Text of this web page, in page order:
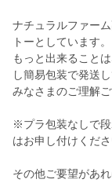
ナチュラルファー
トーとしています。
もっと出来ること
し簡易包装で発送し
みなさまのご理解
※プラ包装なしで
はお申し付けくだ
その他ご要望があ